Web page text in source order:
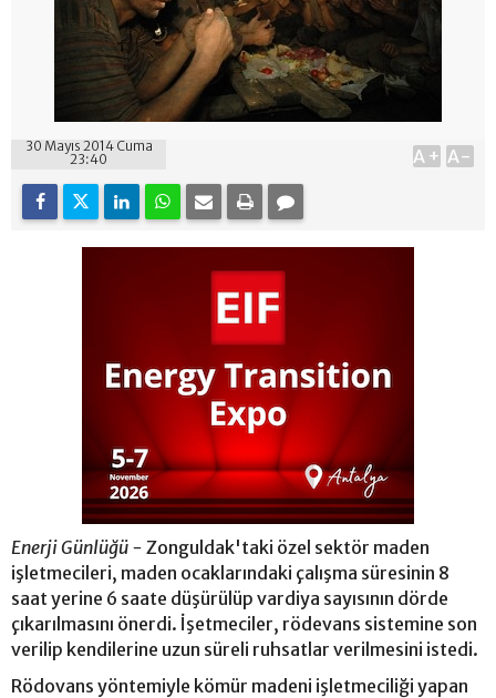
30 Mayıs 2014 Cuma
23:40
A+ A-
Enerji Günlüğü - Zonguldak'taki özel sektör maden
işletmecileri, maden ocaklarındaki çalışma süresinin 8
saat yerine 6 saate düşürülüp vardiya sayısının dörde
çıkarılmasını önerdi. İşetmeciler, rödevans sistemine son
verilip kendilerine uzun süreli ruhsatlar verilmesini istedi.
Rödovans yöntemiyle kömür madeni işletmeciliği yapan